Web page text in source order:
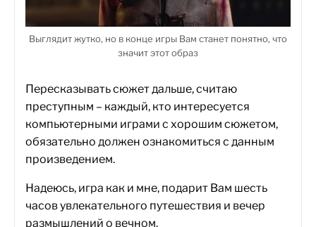
Выглядит жутко, но в конце игры Вам станет понятно, что
значит этот образ
Пересказывать сюжет дальше, считаю
преступным – каждый, кто интересуется
компьютерными играми с хорошим сюжетом,
обязательно должен ознакомиться с данным
произведением.
Надеюсь, игра как и мне, подарит Вам шесть
часов увлекательного путешествия и вечер
размышлений о вечном.